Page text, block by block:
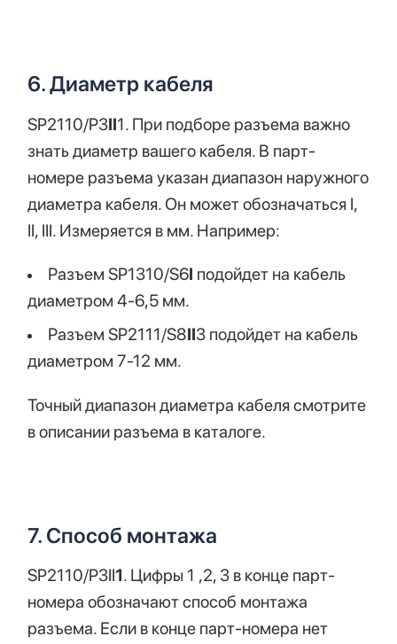
6. Диаметр кабеля
SP2110/P3II1. При подборе разъема важно
знать диаметр вашего кабеля. В парт-
номере разъема указан диапазон наружного
диаметра кабеля. Он может обозначаться I,
II, III. Измеряется в мм. Например:
Разъем SP1310/S6I подойдет на кабель
диаметром 4-6,5 мм.
Разъем SP2111/S8II3 подойдет на кабель
диаметром 7-12 мм.
Точный диапазон диаметра кабеля смотрите
в описании разъема в каталоге.
7. Способ монтажа
SP2110/P3II1. Цифры 1 ,2, 3 в конце парт-
номера обозначают способ монтажа
разъема. Если в конце парт-номера нет